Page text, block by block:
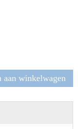
aan winkelwagen